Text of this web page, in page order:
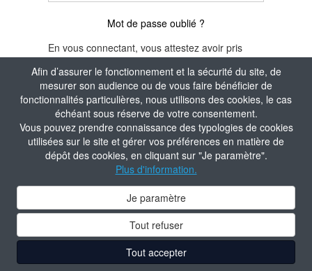
Afin d’assurer le fonctionnement et la sécurité du site, de
mesurer son audience ou de vous faire bénéficier de
fonctionnalités particulières, nous utilisons des cookies, le cas
échéant sous réserve de votre consentement.
Vous pouvez prendre connaissance des typologies de cookies
utilisées sur le site et gérer vos préférences en matière de
dépôt des cookies, en cliquant sur "Je paramètre".
Plus d'information.
Je paramètre
Tout refuser
Tout accepter
Mot de passe oublié ?
En vous connectant, vous attestez avoir pris
connaissance de laPolitique de confidentialité
du site.
Je m'identifie
Aide à la connexion